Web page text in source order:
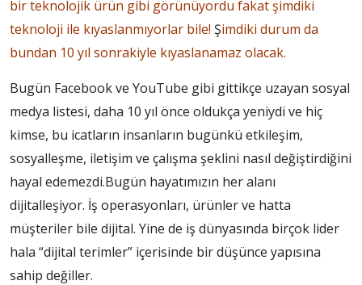
bir teknolojik ürün gibi görünüyordu fakat şimdiki
teknoloji ile kıyaslanmıyorlar bile! Şimdiki durum da
bundan 10 yıl sonrakiyle kıyaslanamaz olacak.
Bugün Facebook ve YouTube gibi gittikçe uzayan sosyal
medya listesi, daha 10 yıl önce oldukça yeniydi ve hiç
kimse, bu icatların insanların bugünkü etkileşim,
sosyalleşme, iletişim ve çalışma şeklini nasıl değiştirdiğini
hayal edemezdi.Bugün hayatımızın her alanı
dijitalleşiyor. İş operasyonları, ürünler ve hatta
müşteriler bile dijital. Yine de iş dünyasında birçok lider
hala “dijital terimler” içerisinde bir düşünce yapısına
sahip değiller.